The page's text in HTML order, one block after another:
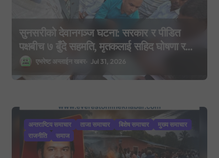
सुनसरीको देवानगञ्ज घटना: सरकार र पीडित
पक्षबीच ७ बुँदे सहमति, मृतकलाई सहिद घोषणा र
परिवारलाई राहत दिइने
एभरेष्ट अन्लाईन खबर Jul 31, 2026
अन्तराष्टिय समाचार ताजा समाचार बिशेष समाचार
मुख्य समाचार
राजनीति
समाज